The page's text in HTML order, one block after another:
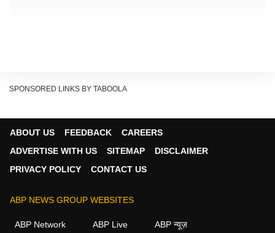
थे. उनके अनुसार ग्रामीणों ने बताया कि उनके गांवों में पर्याप्त पानी
आंदोलन में शामिल होना पड़ा. पटेल ने कहा कि कांग्रेस खुद सामने
SPONSORED LINKS BY TABOOLA
ABOUT US FEEDBACK
CAREERS
ADVERTISE WITH US
SITEMAP
DISCLAIMER
PRIVACY POLICY
CONTACT US
ABP NEWS GROUP WEBSITES
ABP Network ABP Live ABP न्यूज़